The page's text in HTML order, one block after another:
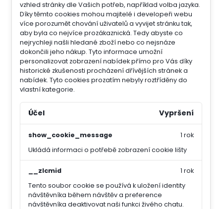
vzhled stránky dle Vašich potřeb, například volba jazyka.
Díky těmto cookies mohou majitelé i developeři webu
více porozumět chování uživatelů a vyvijet stránku tak,
aby byla co nejvíce prozákaznická. Tedy abyste co
nejrychleji našli hledané zboží nebo co nejsnáze
dokončili jeho nákup. Tyto informace umožní
personalizovat zobrazení nabídek přímo pro Vás díky
historické zkušenosti procházení dřívějších stránek a
nabídek. Tyto cookies prozatím nebyly roztříděny do
vlastní kategorie.
Účel Vypršení
show_cookie_message
Ukládá informaci o potřebě zobrazení cookie lišty
1 rok
__zlcmid
Tento soubor cookie se používá k uložení identity
návštěvníka během návštěv a preference
návštěvníka deaktivovat naši funkci živého chatu.
1 rok